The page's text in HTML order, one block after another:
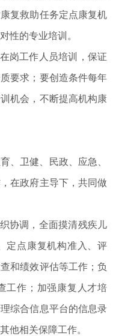
复救助任务定点康复机
性的专业培训。
岗工作人员培训，保证
要求；要创造条件每年
机会，不断提高机构康
、卫健、民政、应急、
在政府主导下，共同做
协调，全面摸清残疾儿
定点康复机构准入、评
和绩效评估等工作；负
工作；加强康复人才培
综合信息平台的信息录
他相关保障工作。